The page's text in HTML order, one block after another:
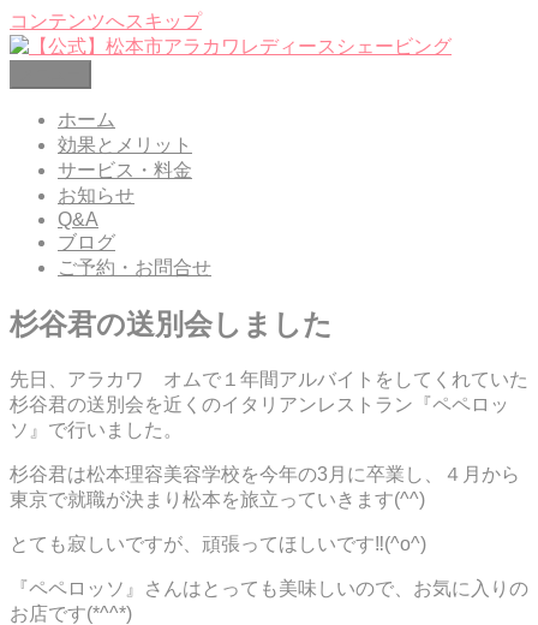
コンテンツへスキップ
【公式】松本市アラカワレディースシェービング
レディースシェービングエステ 松本市笹賀
ホーム
効果とメリット
サービス・料金
お知らせ
Q&A
ブログ
ご予約・お問合せ
杉谷君の送別会しました
先日、アラカワ オムで１年間アルバイトをしてくれていた
杉谷君の送別会を近くのイタリアンレストラン『ペペロッ
ソ』で行いました。
杉谷君は松本理容美容学校を今年の3月に卒業し、４月から
東京で就職が決まり松本を旅立っていきます(^^)
とても寂しいですが、頑張ってほしいです‼(^o^)
『ペペロッソ』さんはとっても美味しいので、お気に入りの
お店です(*^^*)